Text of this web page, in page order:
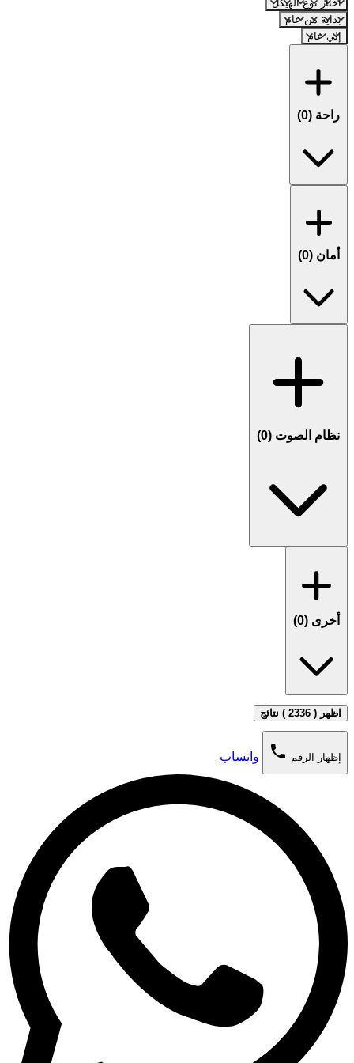
اختار نوع الهيكل
بداية من عام
إلي عام
راحة (0
)
أمان (0
)
نظام الصوت (0
)
أخرى (0
)
اظهر ( 2336 ) نتائج
إظهار الرقم phone واتساب